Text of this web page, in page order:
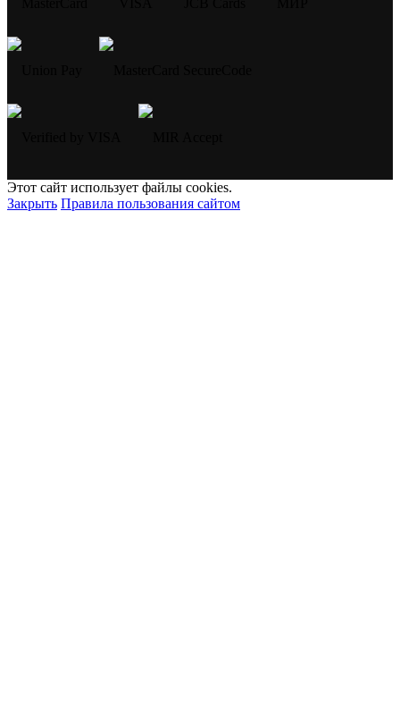
Этот сайт использует файлы cookies.
Закрыть Правила пользования сайтом